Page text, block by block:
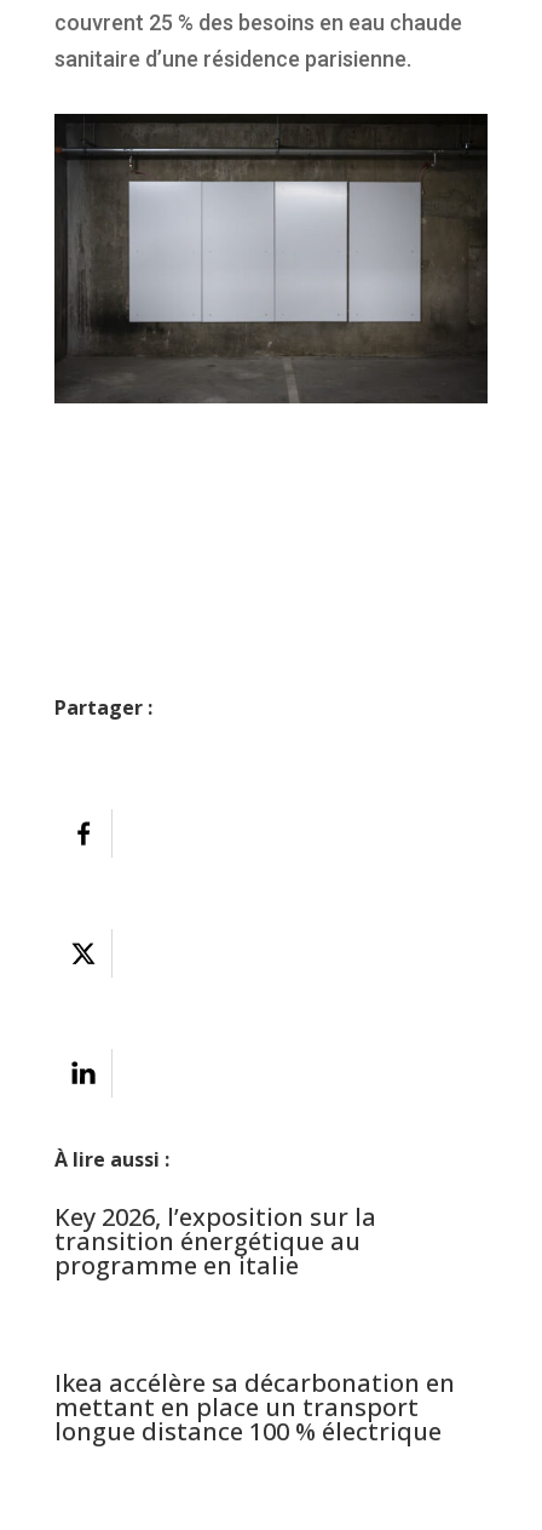
couvrent 25 % des besoins en eau chaude
sanitaire d’une résidence parisienne.
Partager :
À lire aussi :
Key 2026, l’exposition sur la
transition énergétique au
programme en italie
Ikea accélère sa décarbonation en
mettant en place un transport
longue distance 100 % électrique